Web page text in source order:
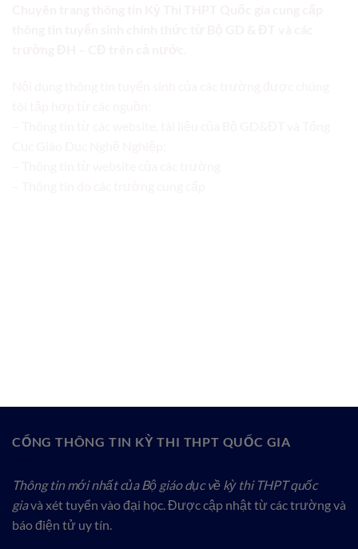
CỔNG THÔNG TIN KỲ THI THPT QUỐC GIA
Thông tin mới nhất của Bộ giáo dục về kỳ thi THPT quốc
giavà xét tuyển vào đại học. Được cập nhật từ các trường và
báo điện tử uy tín.